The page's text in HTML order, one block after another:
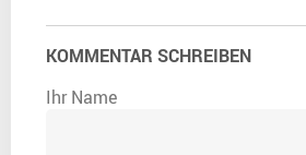
KOMMENTAR SCHREIBEN
Ihr Name